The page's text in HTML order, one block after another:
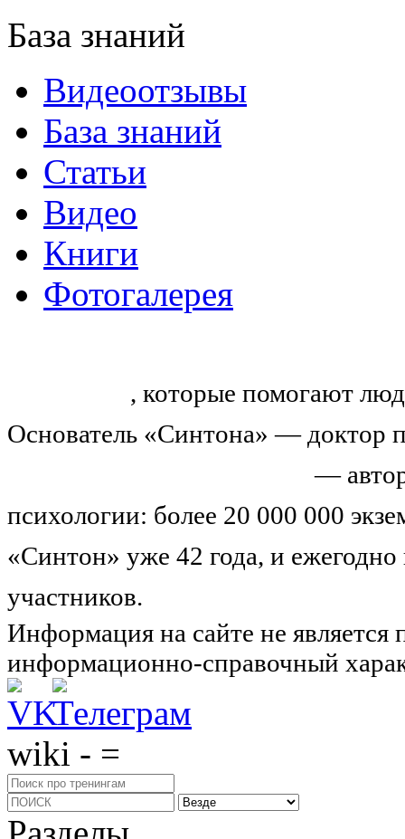
База знаний
Видеоотзывы
База знаний
Статьи
Видео
Книги
Фотогалерея
, которые помогают
Основатель «Синтона» — доктор
—
психологии: более 20 000 000
«Синтон» уже 42 года, и
участников.
Информация на сайте не
информационно-справочный
wiki - =